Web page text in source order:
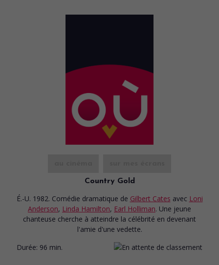
Country Gold
É.-U. 1982. Comédie dramatique de Gilbert Cates avec Loni
Anderson, Linda Hamilton, Earl Holliman. Une jeune
chanteuse cherche à atteindre la célébrité en devenant
l'amie d'une vedette.
Durée: 96 min.